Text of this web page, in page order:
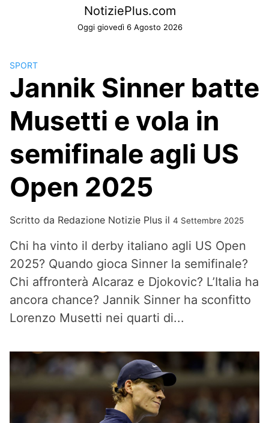
NotiziePlus.com
Oggi giovedì 6 Agosto 2026
SPORT
Jannik Sinner batte
Musetti e vola in
semifinale agli US
Open 2025
Scritto da Redazione Notizie Plus il 4 Settembre 2025
Chi ha vinto il derby italiano agli US Open
2025? Quando gioca Sinner la semifinale?
Chi affronterà Alcaraz e Djokovic? L’Italia ha
ancora chance? Jannik Sinner ha sconfitto
Lorenzo Musetti nei quarti di...